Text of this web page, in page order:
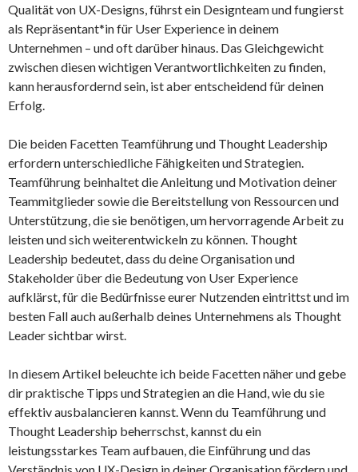
Qualität von UX-Designs, führst ein Designteam und fungierst
als Repräsentant*in für User Experience in deinem
Unternehmen – und oft darüber hinaus. Das Gleichgewicht
zwischen diesen wichtigen Verantwortlichkeiten zu finden,
kann herausfordernd sein, ist aber entscheidend für deinen
Erfolg.
Die beiden Facetten Teamführung und Thought Leadership
erfordern unterschiedliche Fähigkeiten und Strategien.
Teamführung beinhaltet die Anleitung und Motivation deiner
Teammitglieder sowie die Bereitstellung von Ressourcen und
Unterstützung, die sie benötigen, um hervorragende Arbeit zu
leisten und sich weiterentwickeln zu können. Thought
Leadership bedeutet, dass du deine Organisation und
Stakeholder über die Bedeutung von User Experience
aufklärst, für die Bedürfnisse eurer Nutzenden eintrittst und im
besten Fall auch außerhalb deines Unternehmens als Thought
Leader sichtbar wirst.
In diesem Artikel beleuchte ich beide Facetten näher und gebe
dir praktische Tipps und Strategien an die Hand, wie du sie
effektiv ausbalancieren kannst. Wenn du Teamführung und
Thought Leadership beherrschst, kannst du ein
leistungsstarkes Team aufbauen, die Einführung und das